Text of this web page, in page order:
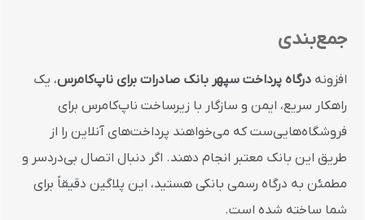
جمع‌بندی
افزونه درگاه پرداخت سپهر بانک صادرات برای ناپ‌کامرس، یک
راهکار سریع، ایمن و سازگار با زیرساخت ناپ‌کامرس برای
فروشگاه‌هایی‌ست که می‌خواهند پرداخت‌های آنلاین را از
طریق این بانک معتبر انجام دهند. اگر دنبال اتصال بی‌دردسر و
مطمئن به درگاه رسمی بانکی هستید، این پلاگین دقیقاً برای
شما ساخته شده است.